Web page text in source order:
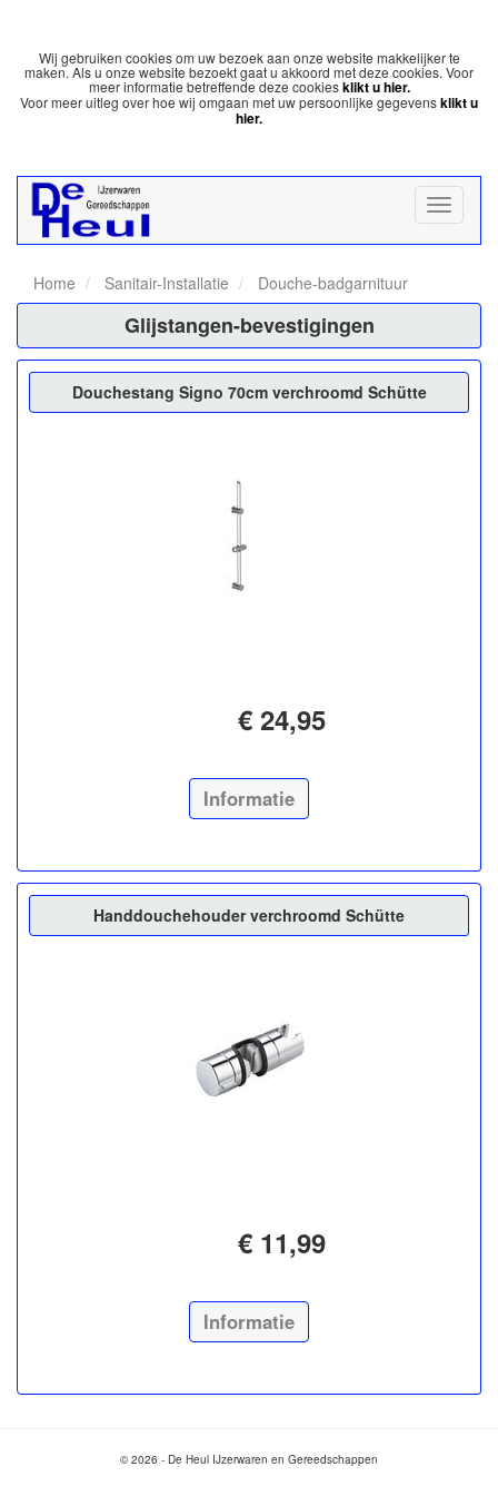
Wij gebruiken cookies om uw bezoek aan onze website makkelijker te
maken. Als u onze website bezoekt gaat u akkoord met deze cookies. Voor
meer informatie betreffende deze cookiesklikt u hier.
Voor meer uitleg over hoe wij omgaan met uw persoonlijke gegevensklikt u
hier.
Home Sanitair-Installatie Douche-badgarnituur
Glijstangen-bevestigingen
Douchestang Signo 70cm verchroomd Schütte
€ 24,95
Informatie
Handdouchehouder verchroomd Schütte
€ 11,99
Informatie
© 2026 - De Heul IJzerwaren en Gereedschappen